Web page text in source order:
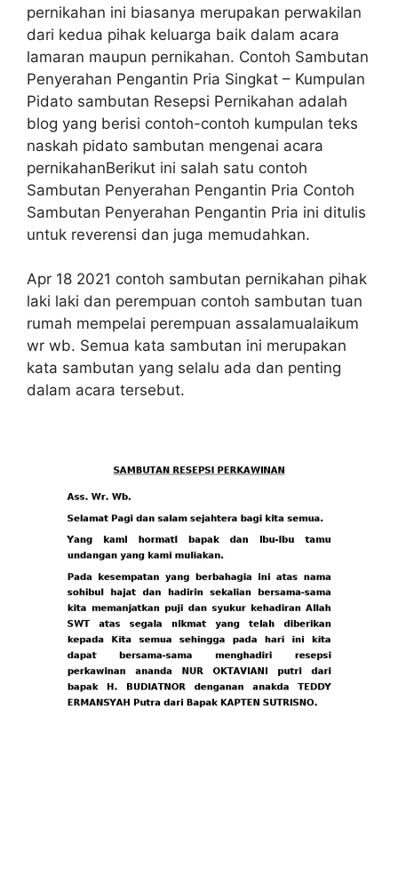
pernikahan ini biasanya merupakan perwakilan
dari kedua pihak keluarga baik dalam acara
lamaran maupun pernikahan. Contoh Sambutan
Penyerahan Pengantin Pria Singkat – Kumpulan
Pidato sambutan Resepsi Pernikahan adalah
blog yang berisi contoh-contoh kumpulan teks
naskah pidato sambutan mengenai acara
pernikahanBerikut ini salah satu contoh
Sambutan Penyerahan Pengantin Pria Contoh
Sambutan Penyerahan Pengantin Pria ini ditulis
untuk reverensi dan juga memudahkan.
Apr 18 2021 contoh sambutan pernikahan pihak
laki laki dan perempuan contoh sambutan tuan
rumah mempelai perempuan assalamualaikum
wr wb. Semua kata sambutan ini merupakan
kata sambutan yang selalu ada dan penting
dalam acara tersebut.